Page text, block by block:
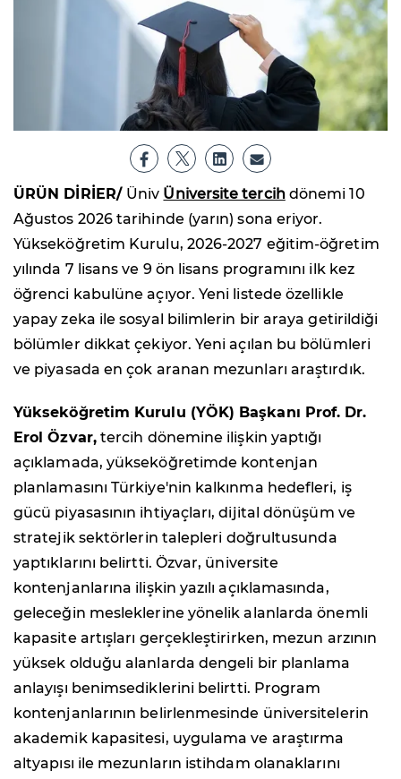
ÜRÜN DİRİER/ Üniv Üniversite tercihdönemi 10
Ağustos 2026 tarihinde (yarın) sona eriyor.
Yükseköğretim Kurulu, 2026-2027 eğitim-öğretim
yılında 7 lisans ve 9 ön lisans programını ilk kez
öğrenci kabulüne açıyor. Yeni listede özellikle
yapay zeka ile sosyal bilimlerin bir araya getirildiği
bölümler dikkat çekiyor. Yeni açılan bu bölümleri
ve piyasada en çok aranan mezunları araştırdık.
Yükseköğretim Kurulu (YÖK) Başkanı Prof. Dr.
Erol Özvar,tercih dönemine ilişkin yaptığı
açıklamada, yükseköğretimde kontenjan
planlamasını Türkiye'nin kalkınma hedefleri, iş
gücü piyasasının ihtiyaçları, dijital dönüşüm ve
stratejik sektörlerin talepleri doğrultusunda
yaptıklarını belirtti. Özvar, üniversite
kontenjanlarına ilişkin yazılı açıklamasında,
geleceğin mesleklerine yönelik alanlarda önemli
kapasite artışları gerçekleştirirken, mezun arzının
yüksek olduğu alanlarda dengeli bir planlama
anlayışı benimsediklerini belirtti. Program
kontenjanlarının belirlenmesinde üniversitelerin
akademik kapasitesi, uygulama ve araştırma
altyapısı ile mezunların istihdam olanaklarını